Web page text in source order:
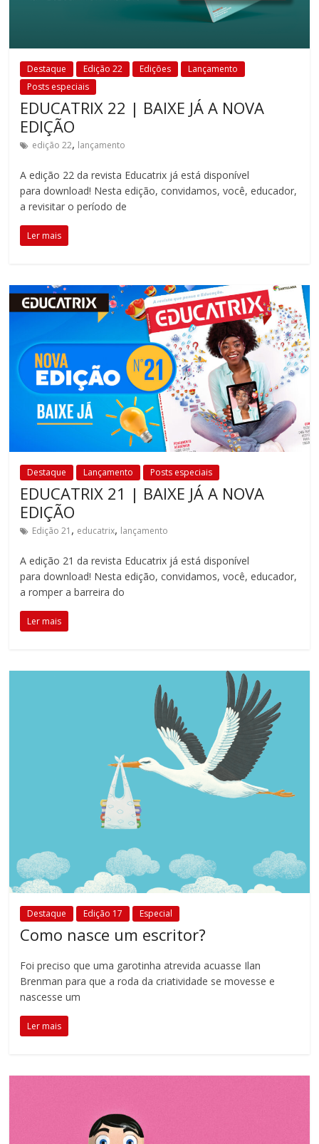
Destaque Edição 22 Edições
Lançamento
Posts especiais
EDUCATRIX 22 | BAIXE JÁ A NOVA
EDIÇÃO
edição 22, lançamento
A edição 22 da revista Educatrix já está disponível
para download! Nesta edição, convidamos, você, educador,
a revisitar o período de
Ler mais
Destaque Lançamento Posts especiais
EDUCATRIX 21 | BAIXE JÁ A NOVA
EDIÇÃO
Edição 21 , educatrix, lançamento
A edição 21 da revista Educatrix já está disponível
para download! Nesta edição, convidamos, você, educador,
a romper a barreira do
Ler mais
Destaque Edição 17 Especial
Como nasce um escritor?
Foi preciso que uma garotinha atrevida acuasse Ilan
Brenman para que a roda da criatividade se movesse e
nascesse um
Ler mais